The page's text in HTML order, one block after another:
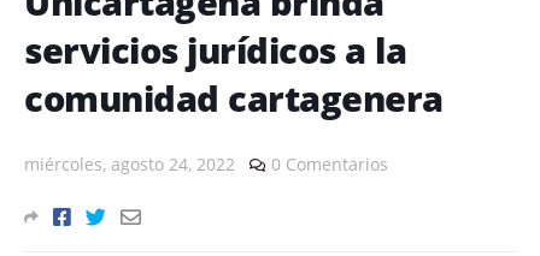
servicios jurídicos a la
comunidad cartagenera
miércoles, agosto 24, 2022 0 Comentarios